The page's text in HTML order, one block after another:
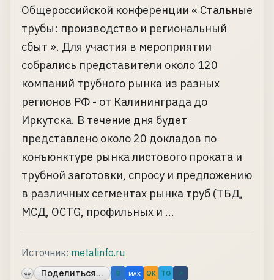
Общероссийской конференции « Стальные
трубы: производство и региональный
сбыт ». Для участия в мероприятии
собрались представители около 120
компаний трубного рынка из разных
регионов РФ - от Калининграда до
Иркутска. В течение дня будет
представлено около 20 докладов по
конъюнктуре рынка листового проката и
трубной заготовки, спросу и предложению
в различных сегментах рынка труб (ТБД,
МСД, OCTG, профильных и ...
Источник: metalinfo.ru
«» Поделиться... B MAX OK TG ↗